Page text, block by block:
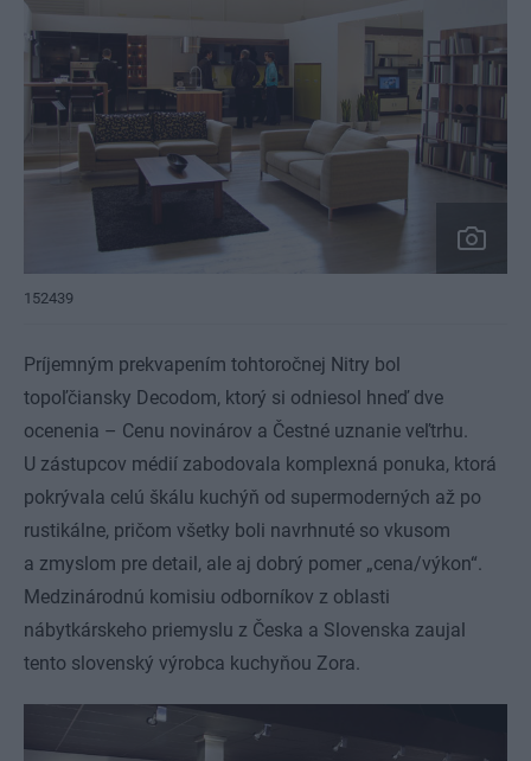
152439
Príjemným prekvapením tohtoročnej Nitry bol
topoľčiansky Decodom, ktorý si odniesol hneď dve
ocenenia – Cenu novinárov a Čestné uznanie veľtrhu.
U zástupcov médií zabodovala komplexná ponuka, ktorá
pokrývala celú škálu kuchýň od supermoderných až po
rustikálne, pričom všetky boli navrhnuté so vkusom
a zmyslom pre detail, ale aj dobrý pomer „cena/výkon“.
Medzinárodnú komisiu odborníkov z oblasti
nábytkárskeho priemyslu z Česka a Slovenska zaujal
tento slovenský výrobca kuchyňou Zora.